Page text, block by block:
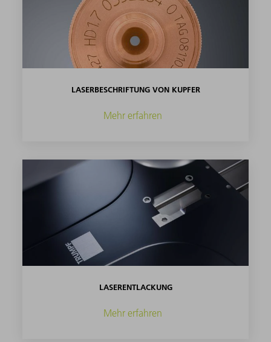
LASERBESCHRIFTUNG VON KUPFER
Mehr erfahren
LASERENTLACKUNG
Mehr erfahren